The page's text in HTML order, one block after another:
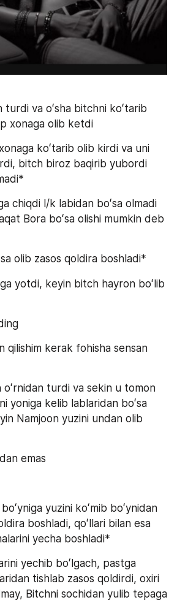
turdi va oʻsha bitchni koʻtarib
xonaga olib ketdi
koʻtarib olib kirdi va uni
bitch biroz baqirib yubordi
chiqdi l/k labidan boʻsa olmadi
Bora boʻsa olishi mumkin deb
olib zasos qoldira boshladi*
yotdi, keyin bitch hayron boʻlib
qilishim kerak fohisha sensan
turdi va sekin u tomon
yoniga kelib lablaridan boʻsa
Namjoon yuzini undan olib
emas
yuzini koʻmib boʻynidan
boshladi, qoʻllari bilan esa
yecha boshladi*
yechib boʻlgach, pastga
tishlab zasos qoldirdi, oxiri
Bitchni sochidan yulib tepaga